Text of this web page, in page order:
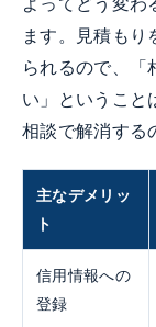
ます。見積もり
られるので、「
い」ということ
相談で解消する
主なデメリッ
ト
信用情報への
登録